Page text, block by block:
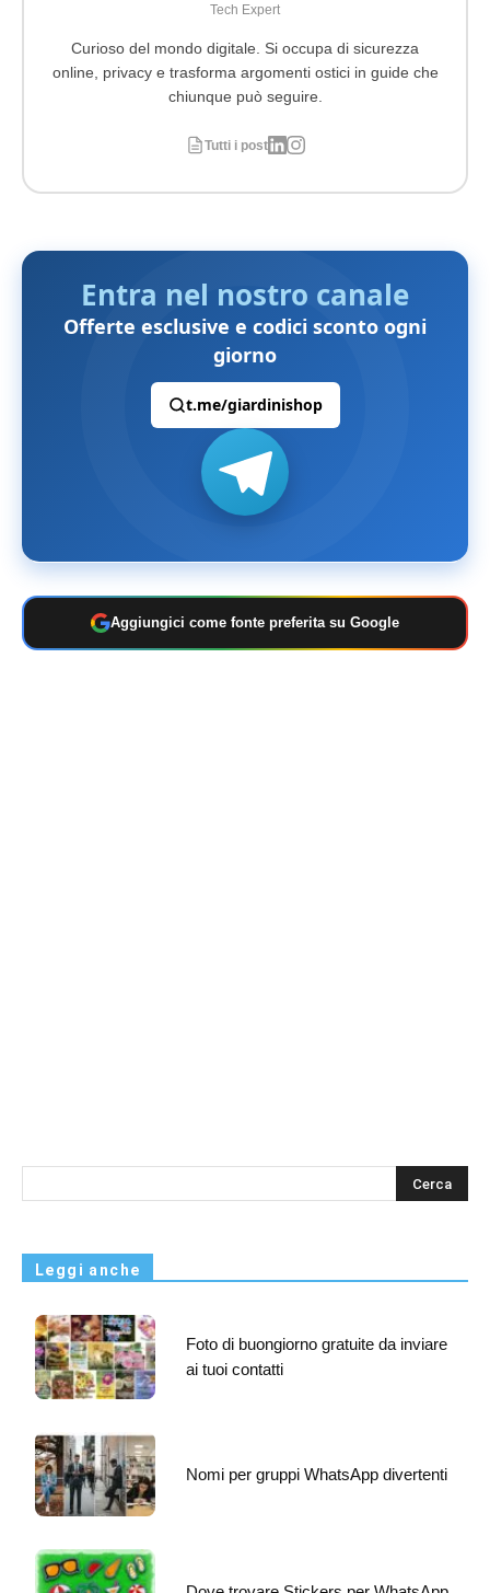
Tech Expert
Curioso del mondo digitale. Si occupa di sicurezza
online, privacy e trasforma argomenti ostici in guide che
chiunque può seguire.
Tutti i post
Entra nel nostro canale
Offerte esclusive e codici sconto ogni
giorno
t.me/giardinishop
Aggiungici come fonte preferita su Google
s
Leggi anche
Foto di buongiorno gratuite da inviare
ai tuoi contatti
Nomi per gruppi WhatsApp divertenti